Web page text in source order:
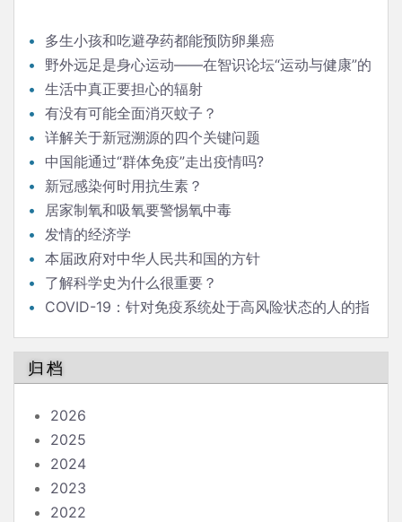
多生小孩和吃避孕药都能预防卵巢癌
野外远足是身心运动——在智识论坛“运动与健康”的
发言生活中真正要担心的辐射
有没有可能全面消灭蚊子？
详解关于新冠溯源的四个关键问题
中国能通过“群体免疫”走出疫情吗?
新冠感染何时用抗生素？
居家制氧和吸氧要警惕氧中毒
发情的经济学
本届政府对中华人民共和国的方针
了解科学史为什么很重要？
COVID-19：针对免疫系统处于高风险状态的人的指
归档
2026
2025
2024
2023
2022